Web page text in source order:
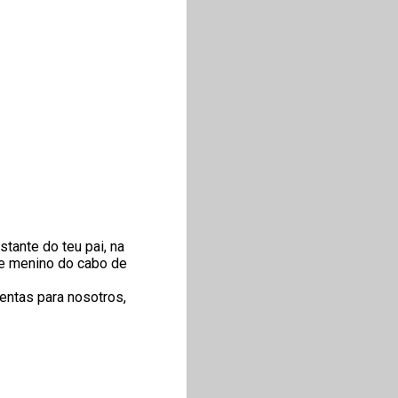
do teu pai, na
menino do cabo de
para nosotros,